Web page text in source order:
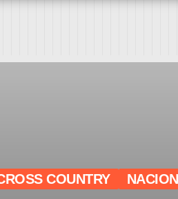
COUNTRY